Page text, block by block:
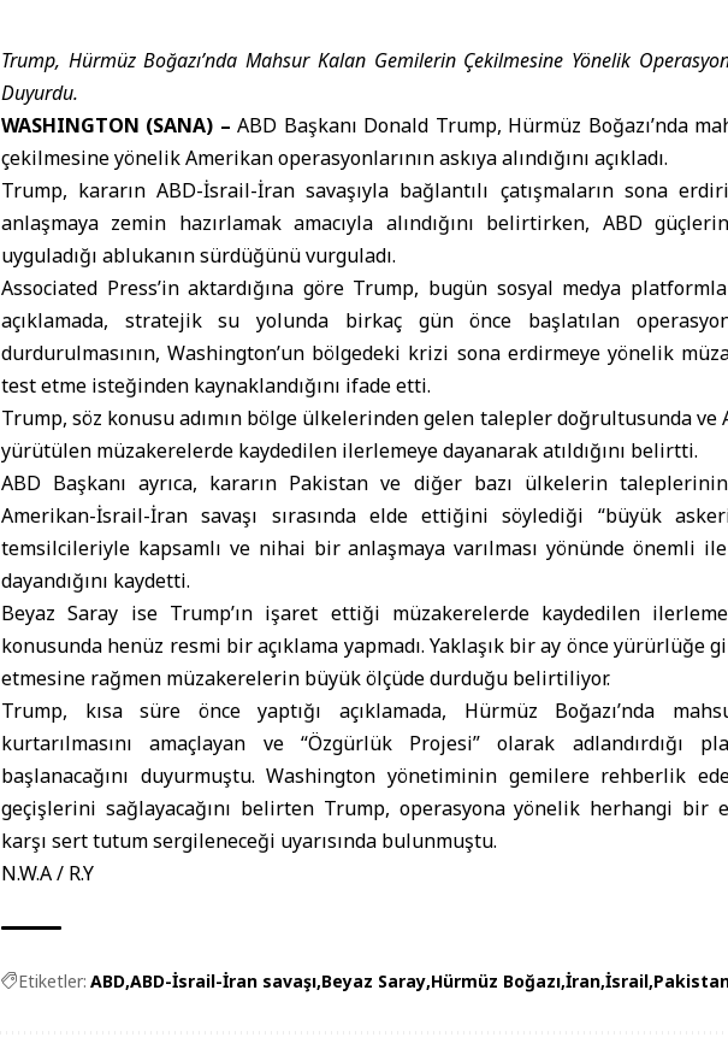
Trump, Hürmüz Boğazı’nda Mahsur Kalan Gemilerin Çekilmesine Yönelik
Duyurdu.
WASHINGTON (SANA) – ABD Başkanı Donald Trump, Hürmüz Boğazı’nda
çekilmesine yönelik Amerikan operasyonlarının askıya alındığını açıkladı.
Trump, kararınABD-İsrail-İran savaşıyla bağlantılı çatışmaların sona
anlaşmaya zemin hazırlamak amacıyla alındığını belirtirken, ABD
uyguladığı ablukanın sürdüğünü vurguladı.
Associated Press’in aktardığına göre Trump, bugün sosyal medya
açıklamada, stratejik su yolunda birkaç gün önce başlatılan
durdurulmasının, Washington’un bölgedeki krizi sona erdirmeye yönelik
test etme isteğinden kaynaklandığını ifade etti.
Trump, söz konusu adımın bölge ülkelerinden gelen talepler doğrultusunda ve
yürütülen müzakerelerde kaydedilen ilerlemeye dayanarak atıldığını belirtti.
ABD Başkanı ayrıca, kararın Pakistanve diğer bazı ülkelerin taleplerinin
Amerikan-İsrail-İran savaşı sırasında elde ettiğini söylediği “büyük
temsilcileriyle kapsamlı ve nihai bir anlaşmaya varılması yönünde önemli
dayandığını kaydetti.
Beyaz Saray ise Trump’ın işaret ettiği müzakerelerde kaydedilen
konusunda henüz resmi bir açıklama yapmadı. Yaklaşık bir ay önce yürürlüğe
etmesine rağmen müzakerelerin büyük ölçüde durduğu belirtiliyor.
Trump, kısa süre önce yaptığı açıklamada, Hürmüz Boğazı’nda
kurtarılmasını amaçlayan ve “Özgürlük Projesi” olarak adlandırdığı
başlanacağını duyurmuştu. Washington yönetiminin gemilere rehberlik
geçişlerini sağlayacağını belirten Trump, operasyona yönelik herhangi bir
karşı sert tutum sergileneceği uyarısında bulunmuştu.
N.W.A / R.Y
Etiketler: ABD ABD-İsrail-İran savaşı Beyaz Saray Hürmüz Boğazı İran İsrail